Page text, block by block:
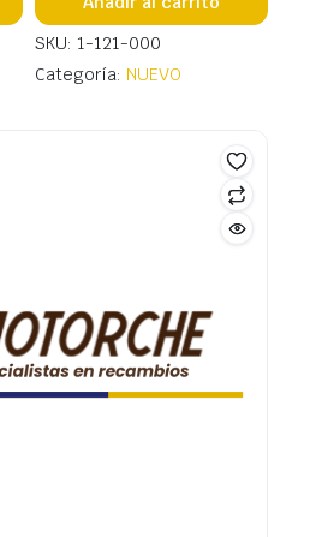
SKU: 1-121-000
Categoría: NUEVO